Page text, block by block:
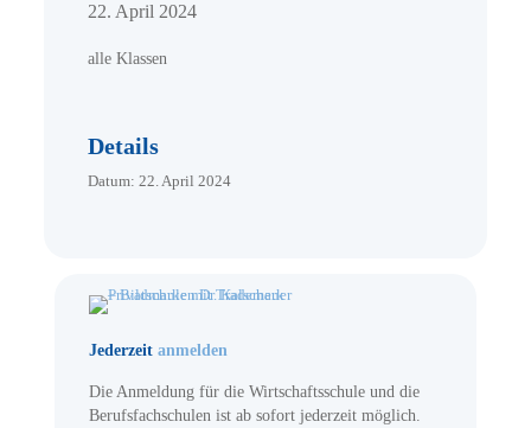
22. April 2024
alle Klassen
Details
Datum: 22. April 2024
Jederzeit anmelden
Die Anmeldung für die Wirtschaftsschule und die
Berufsfachschulen ist ab sofort jederzeit möglich.